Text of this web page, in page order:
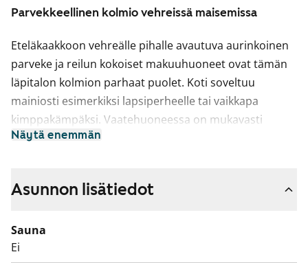
Parvekkeellinen kolmio vehreissä maisemissa
Eteläkaakkoon vehreälle pihalle avautuva aurinkoinen
parveke ja reilun kokoiset makuuhuoneet ovat tämän
läpitalon kolmion parhaat puolet. Koti soveltuu
mainiosti esimerkiksi lapsiperheelle tai vaikkapa
kimppakämpäksi. Vaatehuoneessa on mukavasti
säilytystilaa.
ja sinne mahtuu myös
Taloyhtiön laaja pihapiiri ja leikkipaikka lisäävät
asuinviihtyvyyttä, erityisesti lapsiperheille. Voisiko
Näytä enemmän
Asunnon lisätiedot
Sauna
Ei